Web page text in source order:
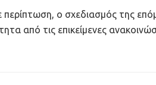
περίπτωση, ο σχεδιασμός της
από τις επικείμενες